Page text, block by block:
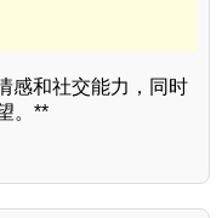
感和社交能力，同时
。**